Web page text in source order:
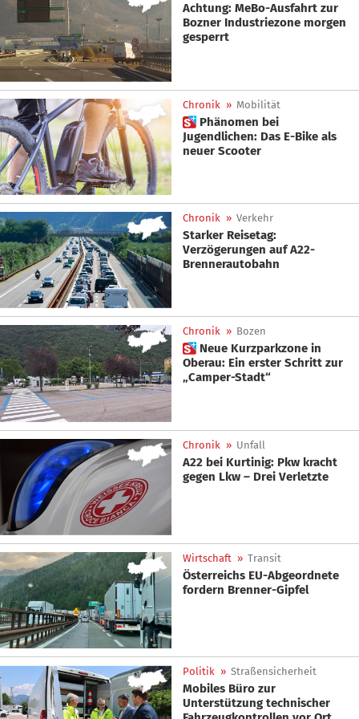
Achtung: MeBo-Ausfahrt zur
Bozner Industriezone morgen
gesperrt
Chronik » Mobilität
 Phänomen bei
Jugendlichen: Das E-Bike als
neuer Scooter
Chronik » Verkehr
Starker Reisetag:
Verzögerungen auf A22-
Brennerautobahn
Chronik » Bozen
 Neue Kurzparkzone in
Oberau: Ein erster Schritt zur
„Camper-Stadt“
Chronik » Unfall
A22 bei Kurtinig: Pkw kracht
gegen Lkw – Drei Verletzte
Wirtschaft » Transit
Österreichs EU-Abgeordnete
fordern Brenner-Gipfel
Politik » Straßensicherheit
Mobiles Büro zur
Unterstützung technischer